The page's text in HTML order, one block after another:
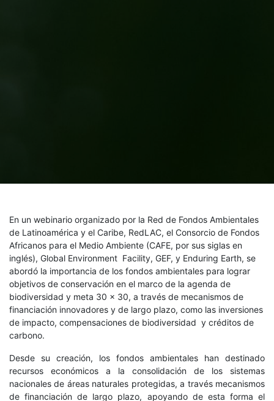
En un webinario organizado por la Red de Fondos Ambientales
de Latinoamérica y el Caribe, RedLAC, el Consorcio de Fondos
Africanos para el Medio Ambiente (CAFE, por sus siglas en
inglés), Global Environment Facility, GEF, y Enduring Earth, se
abordó la importancia de los fondos ambientales para lograr
objetivos de conservación en el marco de la agenda de
biodiversidad y meta 30 x 30, a través de mecanismos de
financiación innovadores y de largo plazo, como las inversiones
de impacto, compensaciones de biodiversidad y créditos de
carbono.
Desde su creación, los fondos ambientales han destinado
recursos económicos a la consolidación de los sistemas
nacionales de áreas naturales protegidas, a través mecanismos
de financiación de largo plazo, apoyando de esta forma el